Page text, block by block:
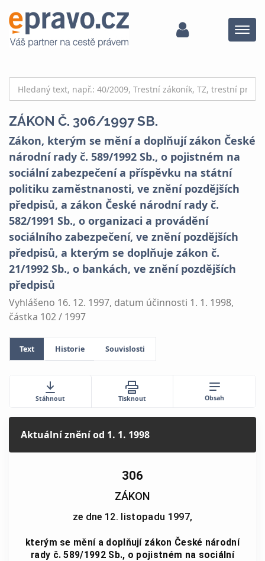
Menu
ZÁKON Č. 306/1997 SB.
Zákon, kterým se mění a doplňují zákon České
národní rady č. 589/1992 Sb., o pojistném na
sociální zabezpečení a příspěvku na státní
politiku zaměstnanosti, ve znění pozdějších
předpisů, a zákon České národní rady č.
582/1991 Sb., o organizaci a provádění
sociálního zabezpečení, ve znění pozdějších
předpisů, a kterým se doplňuje zákon č.
21/1992 Sb., o bankách, ve znění pozdějších
předpisů
Vyhlášeno 16. 12. 1997, datum účinnosti 1. 1. 1998,
částka 102 / 1997
Text Historie Souvislosti
Stáhnout Tisknout Obsah
Aktuální zněníod 1. 1. 1998
306
ZÁKON
ze dne 12. listopadu 1997,
kterým se mění a doplňují zákon České národní
rady č. 589/1992 Sb., o pojistném na sociální